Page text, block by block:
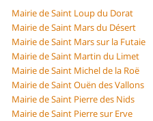
Mairie de Saint Loup du Dorat
Mairie de Saint Mars du Désert
Mairie de Saint Mars sur la Futaie
Mairie de Saint Martin du Limet
Mairie de Saint Michel de la Roë
Mairie de Saint Ouën des Vallons
Mairie de Saint Pierre des Nids
Mairie de Saint Pierre sur Erve